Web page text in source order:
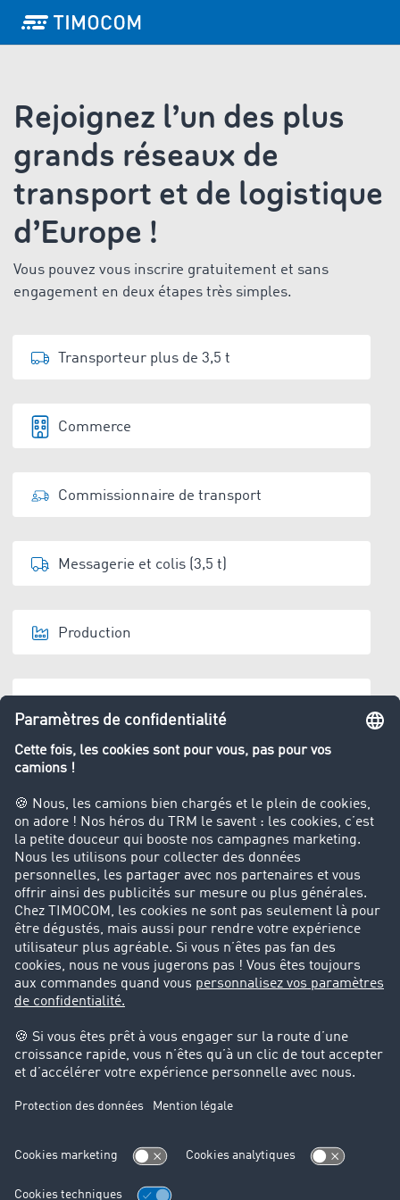
Rejoignez l’un des plus
grands réseaux de
transport et de logistique
d’Europe !
Vous pouvez vous inscrire gratuitement et sans
engagement en deux étapes très simples.
Transporteur plus de 3,5 t
Commerce
Commissionnaire de transport
Messagerie et colis (3,5 t)
Production
Élimination de déchets
Particuliers
+33 1 70 80 00 57
+49 211 88 26 53 00
sales.fr@timocom.com